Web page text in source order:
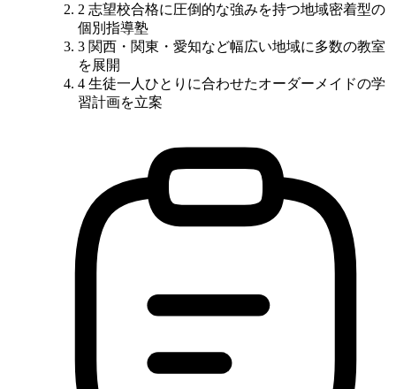
2 志望校合格に圧倒的な強みを持つ地域密着型の
個別指導塾
3 関西・関東・愛知など幅広い地域に多数の教室
を展開
4 生徒一人ひとりに合わせたオーダーメイドの学
習計画を立案